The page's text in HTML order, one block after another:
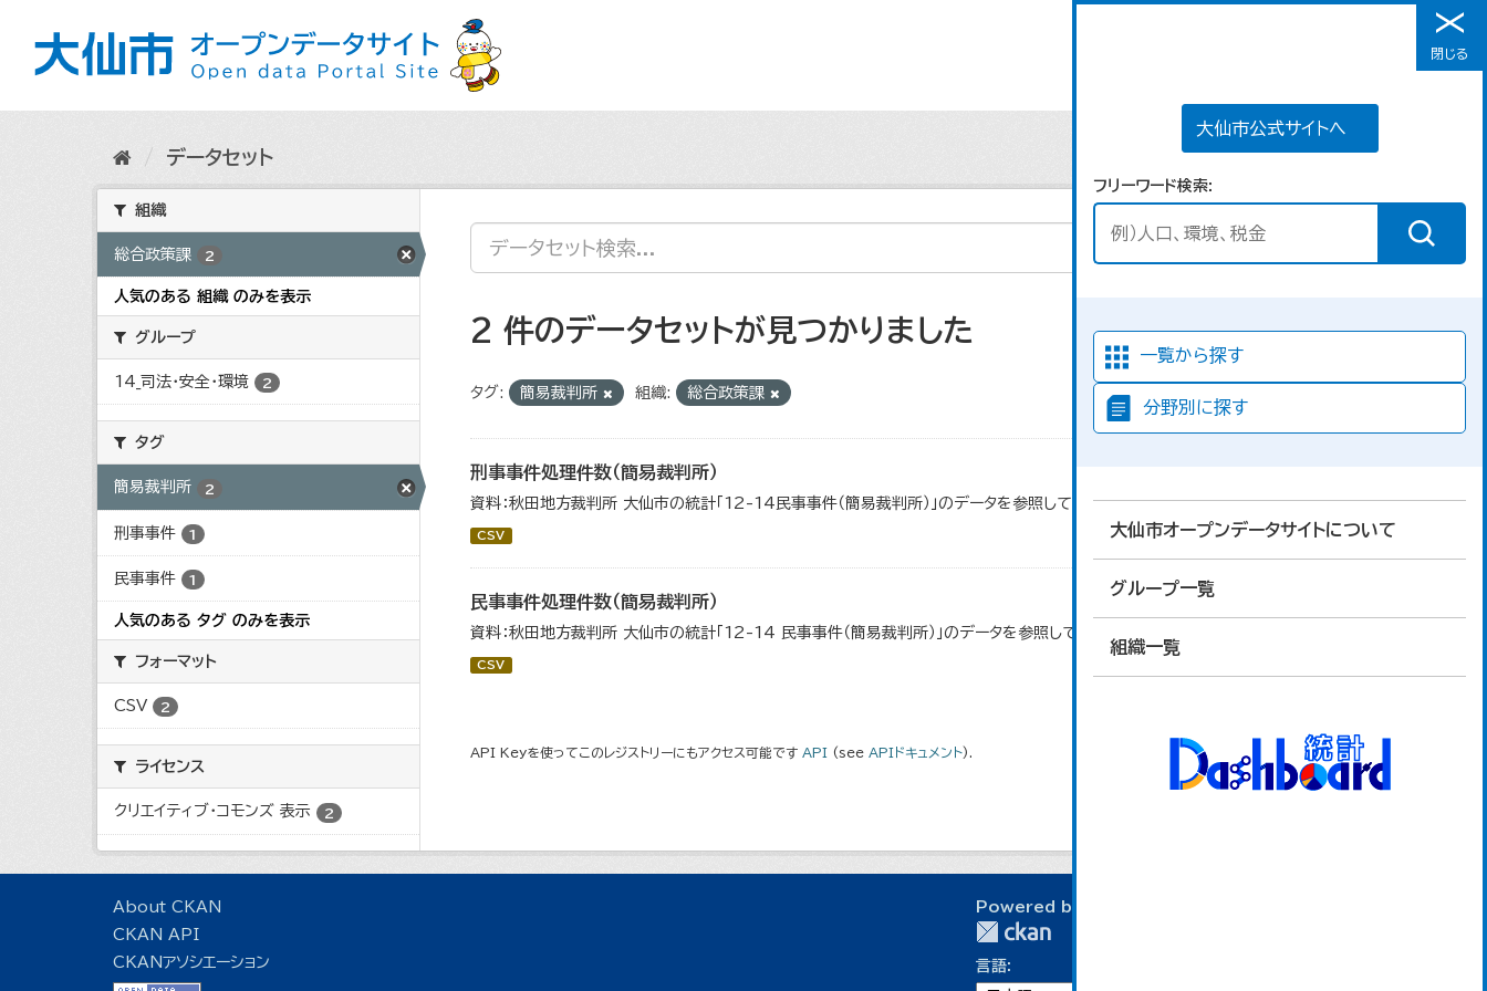
メニュー
大仙市公式サイトへ
フリーワード検索
一覧から探す
分野別に探す
大仙市オープンデータサイトについて
グループ一覧
組織一覧
閉じる
データセット
組織
総合政策課 2
人気のある 組織 のみを表示
グループ
14_司法・安全・環境 2
タグ
簡易裁判所 2
刑事事件 1
民事事件 1
人気のある タグ のみを表示
フォーマット
CSV 2
ライセンス
クリエイティブ・コモンズ 表示 2
2 件のデータセットが見つかりました
タグ: 簡易裁判所 組織: 総合政策課
刑事事件処理件数（簡易裁判所）
資料：秋田地方裁判所 大仙市の統計「12-14民事事件（簡易裁判所）」のデータを参照しています。
CSV
民事事件処理件数（簡易裁判所）
資料：秋田地方裁判所 大仙市の統計「12-14 民事事件（簡易裁判所）」のデータを参照しています。
CSV
API Keyを使ってこのレジストリーにもアクセス可能です API (see APIドキュメント).
About CKAN
CKAN API
CKANアソシエーション
Powered by
言語